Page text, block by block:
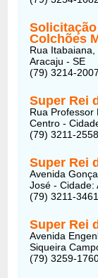
Colchões
Rua
Aracaju - SE
(79) 3214-2007
Super Rei
Rua Professor
Centro -
(79) 3211-2558
Super Rei
Avenida
José - Cidade:
(79) 3211-3461
Super Rei
Avenida
Siqueira
(79) 3259-